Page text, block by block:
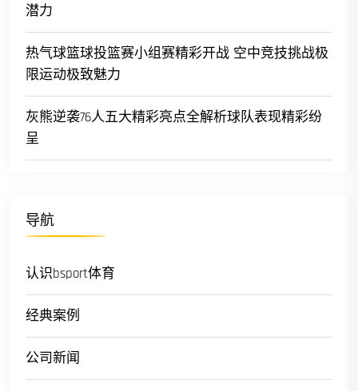
潜力
热气球篮球投篮赛小组赛精彩开战 空中竞技挑战极
限运动极致魅力
灰熊逆袭76人五大精彩亮点全解析球队表现精彩纷
呈
导航
认识bsport体育
经典案例
公司新闻